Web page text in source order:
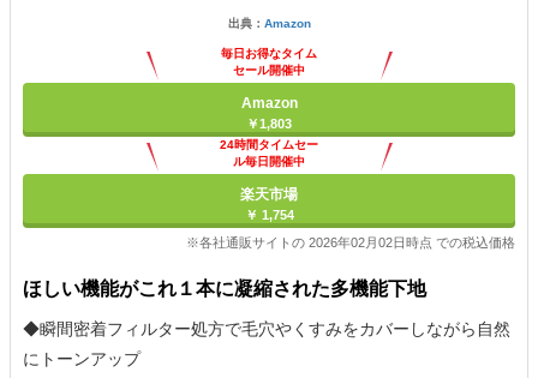
出典： Amazon
毎日お得なタイム
セール開催中
Amazon
￥1,803
24時間タイムセー
ル毎日開催中
楽天市場
￥ 1,754
※各社通販サイトの 2026年02月02日時点 での税込価格
ほしい機能がこれ１本に凝縮された多機能下地
◆瞬間密着フィルター処方で毛穴やくすみをカバーしながら自然
にトーンアップ